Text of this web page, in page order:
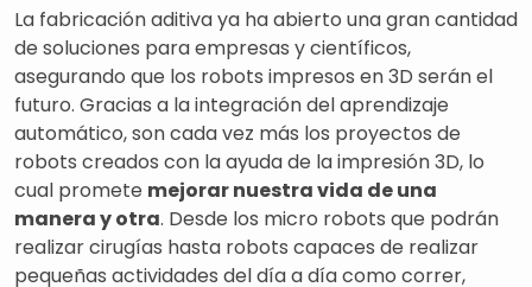
La fabricación aditiva ya ha abierto una gran cantidad
de soluciones para empresas y científicos,
asegurando que los robots impresos en 3D serán el
futuro. Gracias a la integración del aprendizaje
automático, son cada vez más los proyectos de
robots creados con la ayuda de la impresión 3D, lo
cual promete mejorar nuestra vida de una
manera y otra. Desde los micro robots que podrán
realizar cirugías hasta robots capaces de realizar
pequeñas actividades del día a día como correr,